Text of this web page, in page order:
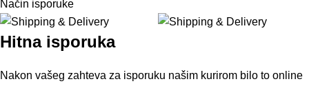
Način isporuke
Hitna isporuka
Nakon vašeg zahteva za isporuku našim kurirom bilo to online